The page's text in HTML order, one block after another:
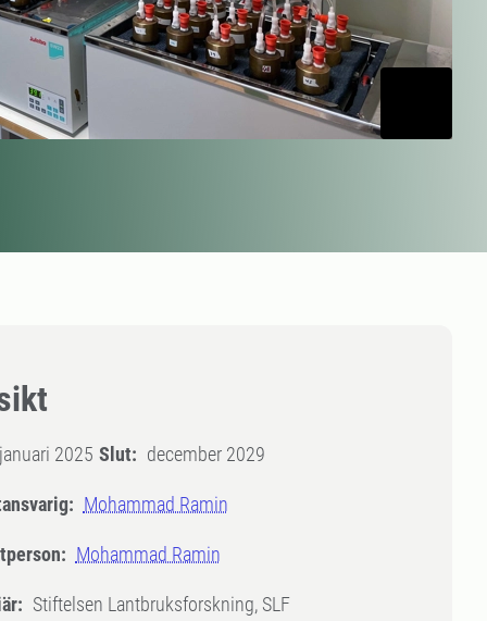
januari 2025 Slut: december 2029
Mohammad Ramin
Mohammad Ramin
Stiftelsen Lantbruksforskning, SLF